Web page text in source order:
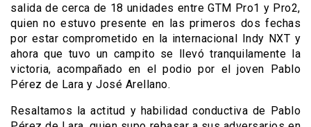
salida de cerca de 18 unidades entre GTM Pro1 y Pro2,
quien no estuvo presente en las primeros dos fechas
por estar comprometido en la internacional Indy NXT y
ahora que tuvo un campito se llevó tranquilamente la
victoria, acompañado en el podio por el joven Pablo
Pérez de Lara y José Arellano.
Resaltamos la actitud y habilidad conductiva de Pablo